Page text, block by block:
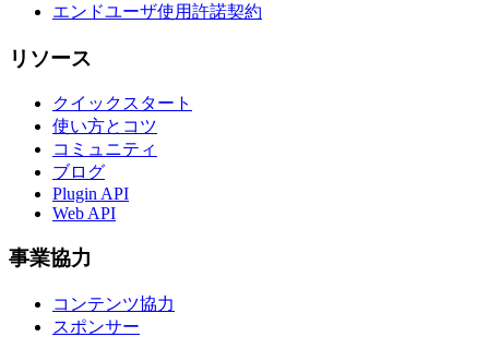
エンドユーザ使用許諾契約
リソース
クイックスタート
使い方とコツ
コミュニティ
ブログ
Plugin API
Web API
事業協力
コンテンツ協力
スポンサー